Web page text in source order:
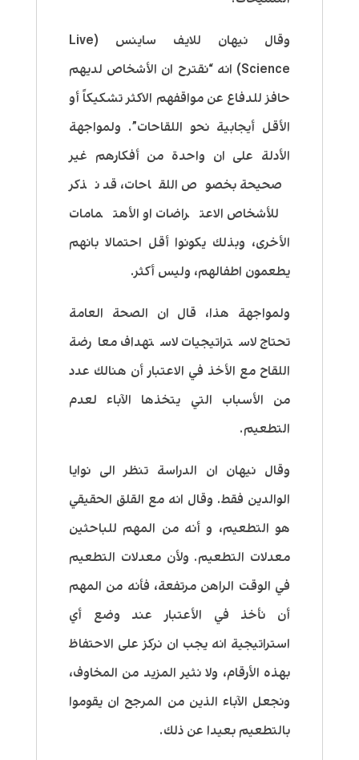
وقال نيهان للايف ساينس (Live
Science) انه “نقترح ان الأشخاص لديهم
حافز للدفاع عن مواقفهم الاكثر تشكيكاً أو
الأقل أيجابية نحو اللقاحات”. ولمواجهة
الأدلة على ان واحدة من أفكارهم غير
صحيحة بخصوص اللقاحات، قد نذكر
للأشخاص الاعتراضات او الأهتمامات
الأخرى، وبذلك يكونوا أقل احتمالا بانهم
يطعمون اطفالهم، وليس أكثر.
ولمواجهة هذا، قال ان الصحة العامة
تحتاج لاستراتيجيات لاستهداف معارضة
اللقاح مع الأخذ في الاعتبار أن هنالك عدد
من الأسباب التي يتخذها الآباء لعدم
التطعيم.
وقال نيهان ان الدراسة تنظر الى نوايا
الوالدين فقط. وقال انه مع القلق الحقيقي
هو التطعيم، و أنه من المهم للباحثين
معدلات التطعيم. ولأن معدلات التطعيم
في الوقت الراهن مرتفعة، فأنه من المهم
أن نأخذ في الأعتبار عند وضع أي
استراتيجية انه يجب ان نركز على الاحتفاظ
بهذه الأرقام، ولا نثير المزيد من المخاوف،
ونجعل الآباء الذين من المرجح ان يقوموا
بالتطعيم بعيدا عن ذلك.